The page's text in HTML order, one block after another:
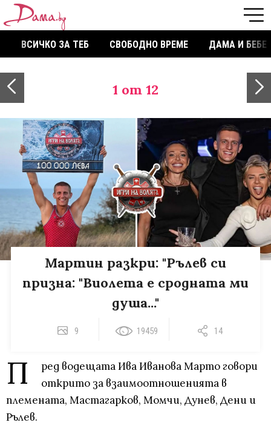
ВСИЧКО ЗА ТЕБ СВОБОДНО ВРЕМЕ ДАМА И БЕБЕ
1 от 12
Мартин разкри: "Рълев си
призна: "Виолета е сродната ми
душа..."
9 19459 14
П
ред водещата Ива Иванова Марто говори
открито за взаимоотношенията в
племената, Мастагарков, Момчи, Дунев, Дени и
Рълев.